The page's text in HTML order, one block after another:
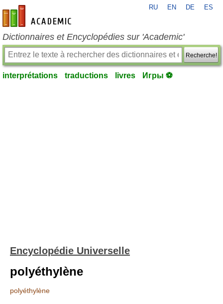
fr-academic.com
RU EN DE ES
Dictionnaires et Encyclopédies sur 'Academic'
Recherche!
interprétations traductions livres Игры ⚽
Encyclopédie Universelle
polyéthylène
polyéthylène